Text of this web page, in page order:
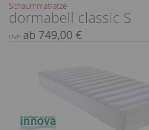
Schaummatratze
dormabell classic S
UVP ab 749,00 €